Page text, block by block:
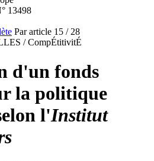
13498
Par article 15 / 28
/ CompÉtitivitÉ
d'un fonds
la politique
l'Institut